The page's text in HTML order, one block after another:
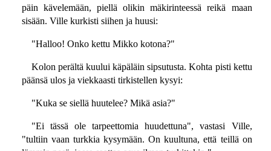
päin kävelemään, piellä olikin mäkirinteessä reikä maan
sisään. Ville kurkisti siihen ja huusi:
"Halloo! Onko kettu Mikko kotona?"
Kolon perältä kuului käpäläin sipsutusta. Kohta pisti kettu
päänsä ulos ja viekkaasti tirkistellen kysyi:
"Kuka se siellä huutelee? Mikä asia?"
"Ei tässä ole tarpeettomia huudettuna", vastasi Ville,
"tultiin vaan turkkia kysymään. On kuultuna, että teillä on